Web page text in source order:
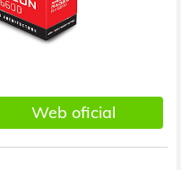
Web oficial